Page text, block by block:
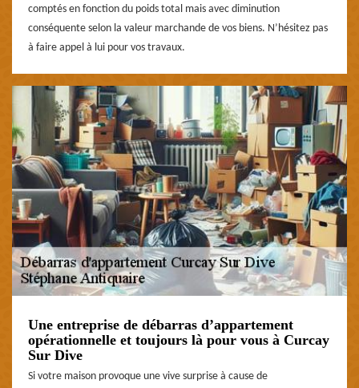
comptés en fonction du poids total mais avec diminution
conséquente selon la valeur marchande de vos biens. N’hésitez pas
à faire appel à lui pour vos travaux.
Une entreprise de débarras d’appartement
opérationnelle et toujours là pour vous à Curcay
Sur Dive
Si votre maison provoque une vive surprise à cause de